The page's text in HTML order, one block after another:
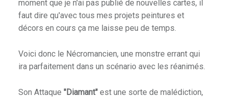
N
E
E
D
U
O
moment que je n'ai pas publié de nouvelles cartes, il
faut dire qu'avec tous mes projets peintures et
décors en cours ça me laisse peu de temps.
Voici donc le Nécromancien, une monstre errant qui
ira parfaitement dans un scénario avec les réanimés.
Son Attaque "Diamant"est une sorte de malédiction,